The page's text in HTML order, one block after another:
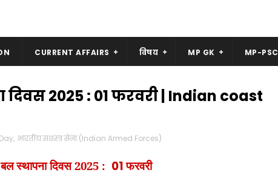
CURRENT AFFAIRS विषय MP GK MP-PSC
2025 : 01 फरवरी | Indian coast
, भारतीय सशस्त्र सेना (Indian Armed Forces)
स्थापना दिवस 2025 : 01फरवरी